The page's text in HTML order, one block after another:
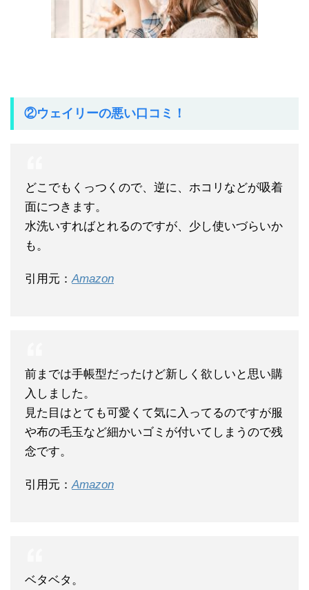
②ウェイリーの悪い口コミ！
どこでもくっつくので、逆に、ホコリなどが吸着
面につきます。
水洗いすればとれるのですが、少し使いづらいか
も。
引用元：Amazon
前までは手帳型だったけど新しく欲しいと思い購
入しました。
見た目はとても可愛くて気に入ってるのですが服
や布の毛玉など細かいゴミが付いてしまうので残
念です。
引用元：Amazon
ベタベタ。